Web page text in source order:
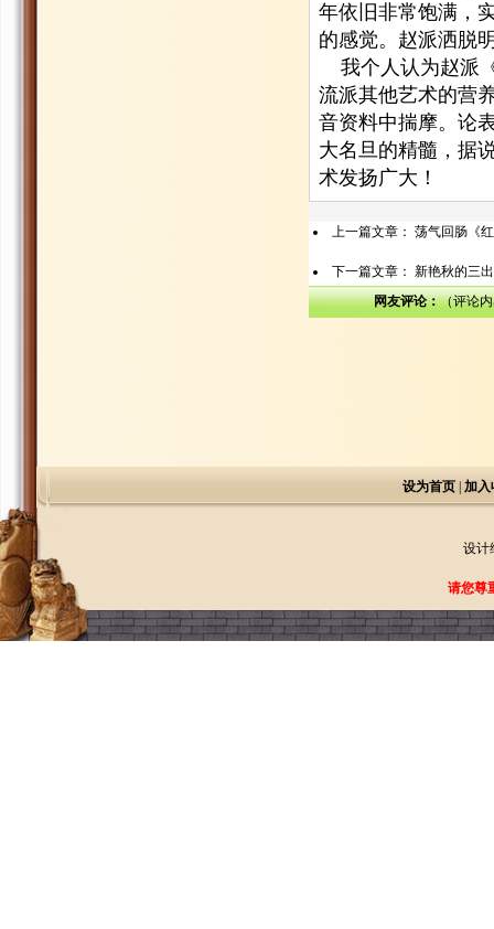
年依旧非常饱满，
的感觉。赵派洒脱
我个人认为赵派
流派其他艺术的营
音资料中揣摩。论
大名旦的精髓，据
术发扬广大！
上一篇文章： 荡气回肠《
下一篇文章： 新艳秋的三
网友评论：（评论
设为首页| 加入
设计
请您尊